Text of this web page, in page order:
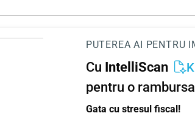
PUTEREA AI PENTRU
Cu IntelliScan
pentru o
Gata cu stresul fiscal!